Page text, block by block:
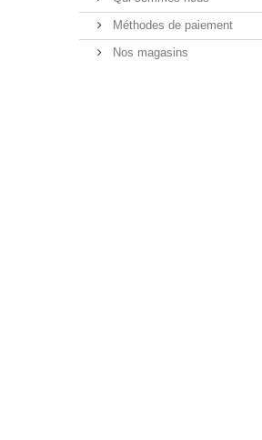
Méthodes de paiement
Nos magasins